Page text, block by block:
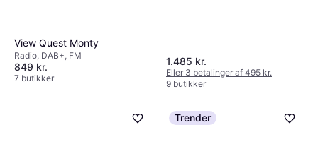
View Quest Monty
Radio, DAB+, FM
849 kr.
7 butikker
1.485 kr.
Eller 3 betalinger af 495 kr.
9 butikker
Trender